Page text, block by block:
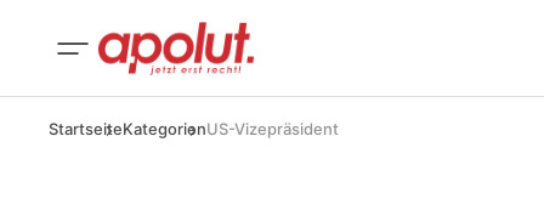
StartseiteKategorienUS-Vizepräsident